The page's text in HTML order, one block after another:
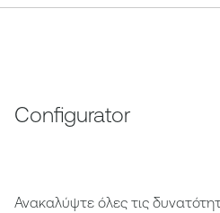
Configurator
Ανακαλύψτε όλες τις